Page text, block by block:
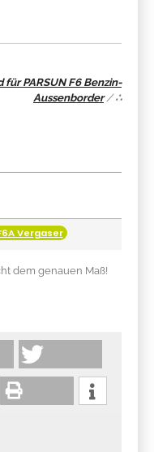
PARSUN F6 Benzin-
Aussenborder/∴
Vergaser
dem genauen Maß!